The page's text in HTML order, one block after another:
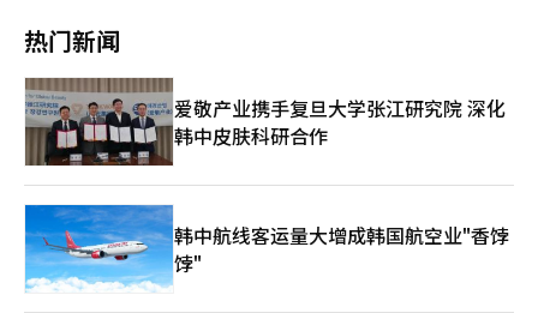
超前收入最大化的策略不如稳定的长期PLC对公司更有利。” 新作
的运营方向也将围绕长期稳定展开。金CEO指出：“不同平台的游
戏玩法和成长方式各异，目前主要集中在用户流入的国家和平台，
进行长期用户稳定的更新。” 关于自有支付的扩展，金CEO持谨
慎态度。他表示：“自有支付的比例受平台特性、市场手续费政策
和游戏类型等三大因素影响，单纯为了提高营业利润而引入自有支
付并不一定能转化为用户支付。” 不过，他承认减轻手续费负担
的必要性，表示：“我们充分意识到，降低波动性费用的手续费符
合股东利益。” Netmarble预计第二季度新作效果将显著体现。
本月将启动《权力的游戏：王座之路》在亚洲地区的发布，6月将
推出《魔法：附魔》。下半年还计划依次发布《我独自升级：因
果》、《香格里拉前线：七大强种》、《项目章鱼》、《恶魔之
心》和《项目伊西斯》等五款新作。 Netmarble CFO都基旭表
热门新闻
爱敬产业携手复旦大学张江研究院 深化
韩中皮肤科研合作
韩中航线客运量大增成韩国航空业"香饽
饽"